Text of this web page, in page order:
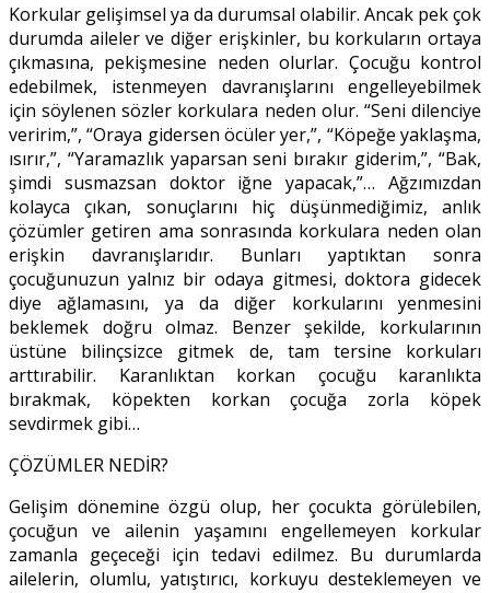
Korkular gelişimsel ya da durumsal olabilir. Ancak pek çok
durumda aileler ve diğer erişkinler, bu korkuların ortaya
çıkmasına, pekişmesine neden olurlar. Çocuğu kontrol
edebilmek, istenmeyen davranışlarını engelleyebilmek
için söylenen sözler korkulara neden olur. “Seni dilenciye
veririm,”, “Oraya gidersen öcüler yer,”, “Köpeğe yaklaşma,
ısırır,”, “Yaramazlık yaparsan seni bırakır giderim,”, “Bak,
şimdi susmazsan doktor iğne yapacak,”… Ağzımızdan
kolayca çıkan, sonuçlarını hiç düşünmediğimiz, anlık
çözümler getiren ama sonrasında korkulara neden olan
erişkin davranışlarıdır. Bunları yaptıktan sonra
çocuğunuzun yalnız bir odaya gitmesi, doktora gidecek
diye ağlamasını, ya da diğer korkularını yenmesini
beklemek doğru olmaz. Benzer şekilde, korkularının
üstüne bilinçsizce gitmek de, tam tersine korkuları
arttırabilir. Karanlıktan korkan çocuğu karanlıkta
bırakmak, köpekten korkan çocuğa zorla köpek
sevdirmek gibi…
ÇÖZÜMLER NEDİR?
Gelişim dönemine özgü olup, her çocukta görülebilen,
çocuğun ve ailenin yaşamını engellemeyen korkular
zamanla geçeceği için tedavi edilmez. Bu durumlarda
ailelerin, olumlu, yatıştırıcı, korkuyu desteklemeyen ve